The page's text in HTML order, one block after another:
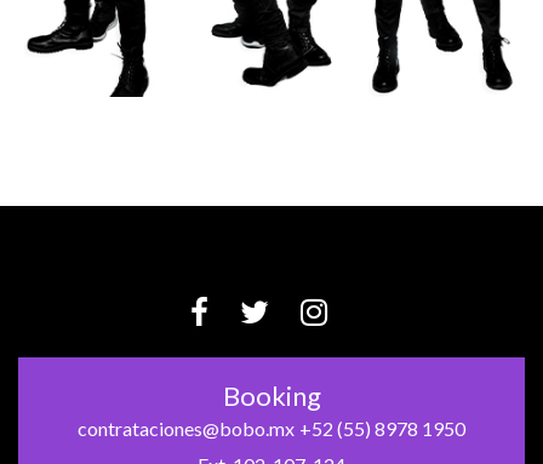
Booking
contrataciones@bobo.mx +52 (55) 8978 1950